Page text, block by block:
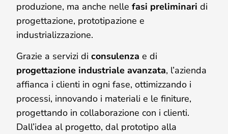
produzione, ma anche nellefasi preliminari di
progettazione, prototipazione e
industrializzazione.
Grazie a servizi diconsulenza e di
progettazione industriale avanzata, l’azienda
affianca i clienti in ogni fase, ottimizzando i
processi, innovando i materiali e le finiture,
progettando in collaborazione con i clienti.
Dall’idea al progetto, dal prototipo alla